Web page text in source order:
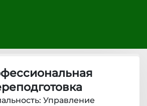
Управление